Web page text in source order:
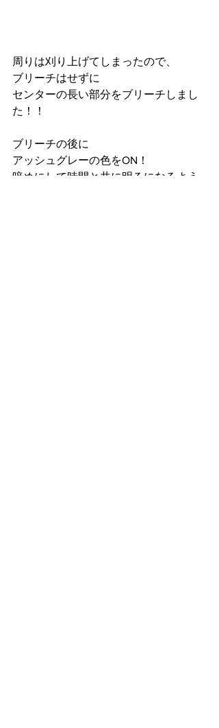
周りは刈り上げてしまったので、
ブリーチはせずに
センターの長い部分をブリーチしまし
た！！
ブリーチの後に
アッシュグレーの色をON！
暗めにして時間と共に明るになるよう